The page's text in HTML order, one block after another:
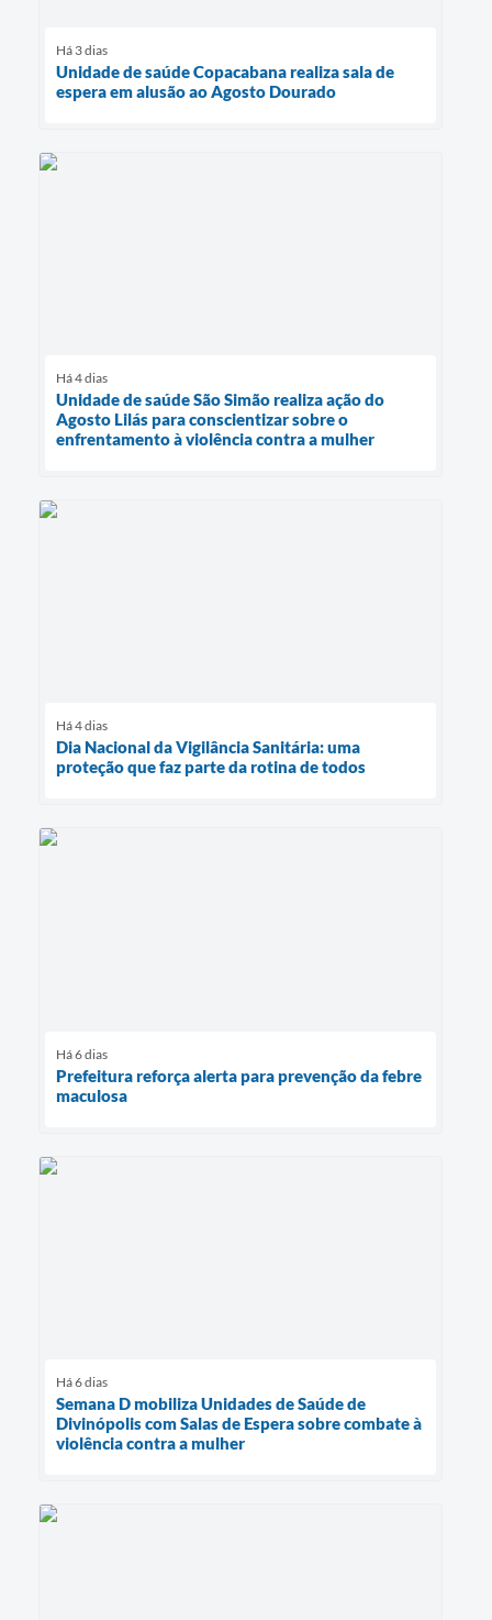
Há 3 dias
Unidade de saúde Copacabana realiza sala de
espera em alusão ao Agosto Dourado
Há 4 dias
Unidade de saúde São Simão realiza ação do
Agosto Lilás para conscientizar sobre o
enfrentamento à violência contra a mulher
Há 4 dias
Dia Nacional da Vigilância Sanitária: uma
proteção que faz parte da rotina de todos
Há 6 dias
Prefeitura reforça alerta para prevenção da febre
maculosa
Há 6 dias
Semana D mobiliza Unidades de Saúde de
Divinópolis com Salas de Espera sobre combate à
violência contra a mulher